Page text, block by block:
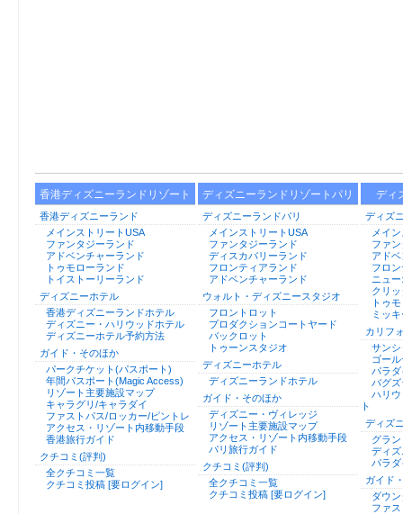
香港ディズニーランドリゾート
香港ディズニーランド
メインストリートUSA
ファンタジーランド
アドベンチャーランド
トゥモローランド
トイストーリーランド
ディズニーホテル
香港ディズニーランドホテル
ディズニー・ハリウッドホテル
ディズニーホテル予約方法
ガイド・そのほか
パークチケット(パスポート)
年間パスポート(Magic Access)
リゾート主要施設マップ
キャラグリ/キャラダイ
ファストパス/ロッカー/ピントレ
アクセス・リゾート内移動手段
香港旅行ガイド
クチコミ(評判)
全クチコミ一覧
クチコミ投稿 [要ログイン]
ディズニーランドリゾートパリ
ディズニーランドパリ
メインストリートUSA
ファンタジーランド
ディスカバリーランド
フロンティアランド
アドベンチャーランド
ウォルト・ディズニースタジオ
フロントロット
プロダクションコートヤード
バックロット
トゥーンスタジオ
ディズニーホテル
ディズニーランドホテル
ガイド・そのほか
ディズニー・ヴィレッジ
リゾート主要施設マップ
アクセス・リゾート内移動手段
パリ旅行ガイド
クチコミ(評判)
全クチコミ一覧
クチコミ投稿 [要ログイン]
ディ
ディズ
メイ
ファ
アド
フロ
ニュ
クリ
トゥ
ミッ
カリフ
サン
ゴー
パラ
バグ
ハリ
ト
ディズ
グラ
ディ
パラ
ガイド
ダウ
ファ